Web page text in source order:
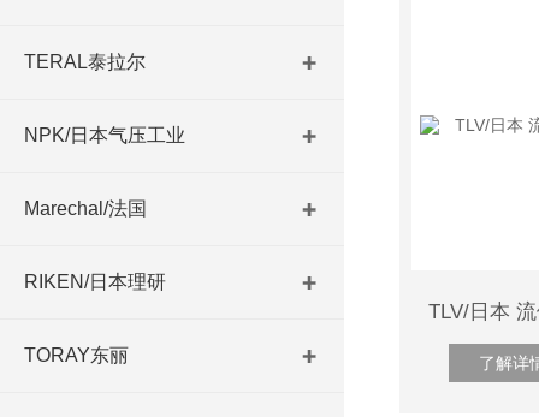
TERAL泰拉尔
NPK/日本气压工业
Marechal/法国
RIKEN/日本理研
TORAY东丽 了解详